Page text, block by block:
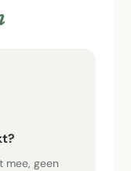
mee, geen